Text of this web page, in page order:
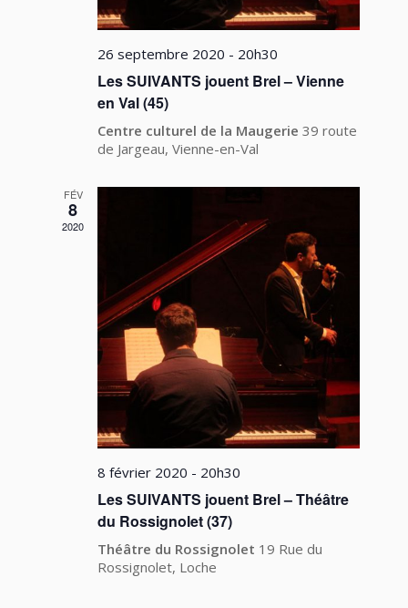
26 septembre 2020 - 20h30
Les SUIVANTS jouent Brel – Vienne
en Val (45)
Centre culturel de la Maugerie39 route
de Jargeau, Vienne-en-Val
FÉV
8
2020
8 février 2020 - 20h30
Les SUIVANTS jouent Brel – Théâtre
du Rossignolet (37)
Théâtre du Rossignolet 19 Rue du
Rossignolet, Loche